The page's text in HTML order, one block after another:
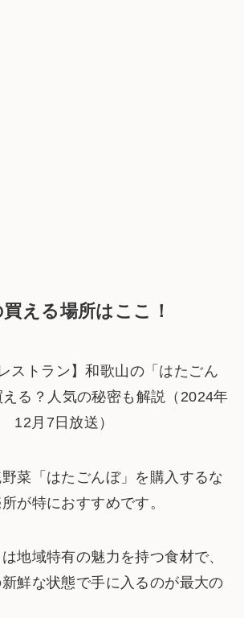
える場所はここ！
菜「はたごんぼ」を購入するな
が特におすすめです。
は地域特有の魅力を持つ食材で、
鮮な状態で手に入るのが最大の